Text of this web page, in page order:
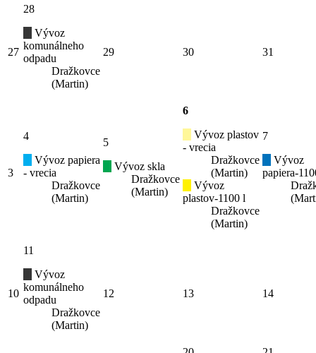
27
28
Vývoz
komunálneho
odpadu
Dražkovce
(Martin)
29 30 31
3
4
Vývoz papiera
- vrecia
Dražkovce
(Martin)
5
Vývoz skla
Dražkovce
(Martin)
6
Vývoz plastov
- vrecia
Dražkovce
(Martin)
Vývoz
plastov-1100 l
Dražkovce
(Martin)
7
Vývoz
papiera-
10
11
Vývoz
komunálneho
odpadu
Dražkovce
(Martin)
12 13 14